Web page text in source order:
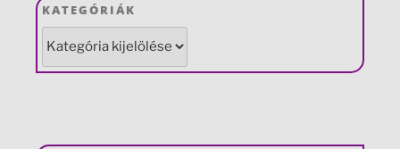
KATEGÓRIÁK